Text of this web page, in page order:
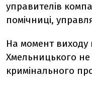
управителів
помічниці,
На момент виходу
Хмельницького
кримінального